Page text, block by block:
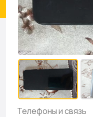
Телефоны и связь